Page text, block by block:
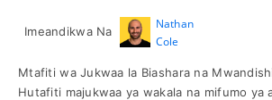
Imeandikwa Na
Nathan
Cole
Mtafiti wa Jukwaa la Biashara na
Hutafiti majukwaa ya wakala na mifumo ya